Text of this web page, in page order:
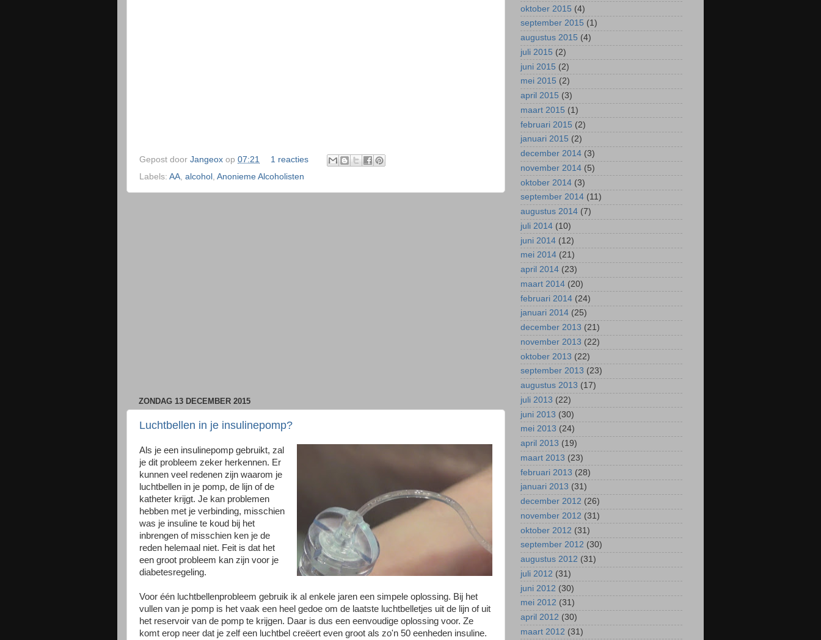
Gepost door Jangeox op 07:21
1 reacties
Labels: AA alcohol Anonieme Alcoholisten
ZONDAG 13 DECEMBER 2015
Luchtbellen in je insulinepomp?
Als je een insulinepomp gebruikt, zal
je dit probleem zeker herkennen. Er
kunnen veel redenen zijn waarom je
luchtbellen in je pomp, de lijn of de
katheter krijgt. Je kan problemen
hebben met je verbinding, misschien
was je insuline te koud bij het
inbrengen of misschien ken je de
reden helemaal niet. Feit is dat het
een groot probleem kan zijn voor je
diabetesregeling.
Voor één luchtbellenprobleem gebruik ik al enkele jaren een simpele oplossing. Bij het
vullen van je pomp is het vaak een heel gedoe om de laatste luchtbelletjes uit de lijn of uit
het reservoir van de pomp te krijgen. Daar is dus een eenvoudige oplossing voor. Ze
komt erop neer dat je zelf een luchtbel creëert even groot als zo'n 50 eenheden insuline.
oktober 2015 (4)
september 2015 (1)
augustus 2015 (4)
juli 2015 (2)
juni 2015 (2)
mei 2015 (2)
april 2015 (3)
maart 2015 (1)
februari 2015 (2)
januari 2015 (2)
december 2014 (3)
november 2014 (5)
oktober 2014 (3)
september 2014 (11)
augustus 2014 (7)
juli 2014 (10)
juni 2014 (12)
mei 2014 (21)
april 2014 (23)
maart 2014 (20)
februari 2014 (24)
januari 2014 (25)
december 2013 (21)
november 2013 (22)
oktober 2013 (22)
september 2013 (23)
augustus 2013 (17)
juli 2013 (22)
juni 2013 (30)
mei 2013 (24)
april 2013 (19)
maart 2013 (23)
februari 2013 (28)
januari 2013 (31)
december 2012 (26)
november 2012 (31)
oktober 2012 (31)
september 2012 (30)
augustus 2012 (31)
juli 2012 (31)
juni 2012 (30)
mei 2012 (31)
april 2012 (30)
maart 2012 (31)